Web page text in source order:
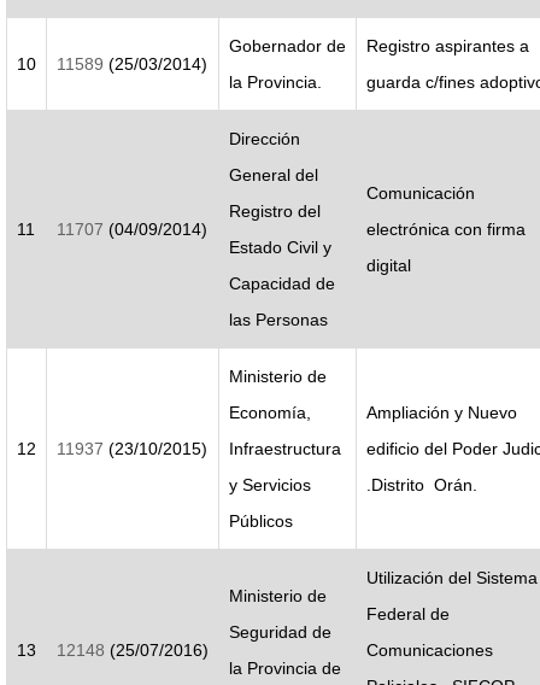
10 11589 (25/03/2014)
Gobernador de
la Provincia.
Registro aspirantes a
guarda c/fines
11 11707 (04/09/2014)
Dirección
General del
Registro del
Estado Civil y
Capacidad de
las Personas
Comunicación
electrónica con firma
digital
12 11937 (23/10/2015)
Ministerio de
Economía,
Infraestructura
y Servicios
Públicos
Ampliación y Nuevo
edificio del Poder
.Distrito Orán.
13 12148 (25/07/2016)
Ministerio de
Seguridad de
la Provincia de
Utilización del Sistema
Federal de
Comunicaciones